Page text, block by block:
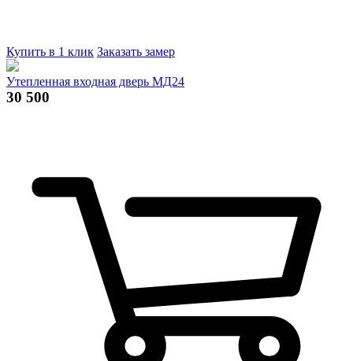
Купить в 1 клик Заказать замер
Утепленная входная дверь МД24
30 500